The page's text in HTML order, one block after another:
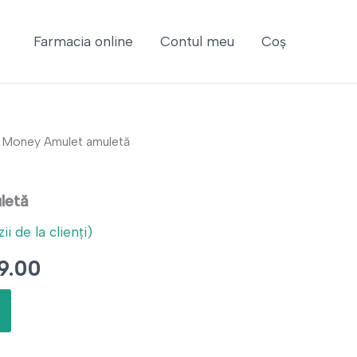
Farmacia online Contul meu Coș
Amulet amuletă
de la clienți)